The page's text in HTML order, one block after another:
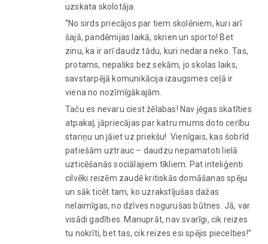
uzskata skolotāja.
“No sirds priecājos par tiem skolēniem, kuri arī
šajā, pandēmijas laikā, skrien un sporto! Bet
zinu, ka ir arī daudz tādu, kuri nedara neko. Tas,
protams, nepaliks bez sekām, jo skolas laiks,
savstarpējā komunikācija izaugsmes ceļā ir
viena no nozīmīgākajām.
Taču es nevaru ciest žēlabas! Nav jēgas skatīties
atpakaļ, jāpriecājas par katru mums doto cerību
stariņu un jāiet uz priekšu! Vienīgais, kas šobrīd
patiešām uztrauc – daudzu nepamatoti lielā
uzticēšanās sociālajiem tīkliem. Pat inteliģenti
cilvēki reizēm zaudē kritiskās domāšanas spēju
un sāk ticēt tam, ko uzrakstījušas dažas
nelaimīgas, no dzīves nogurušas būtnes. Jā, var
visādi gadīties. Manuprāt, nav svarīgi, cik reizes
tu nokrīti, bet tas, cik reizes esi spējis piecelties!”